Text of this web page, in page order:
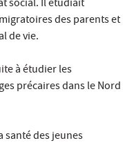
social. Il étudiait
des parents et
de vie.
à étudier les
précaires dans le Nord
santé des jeunes